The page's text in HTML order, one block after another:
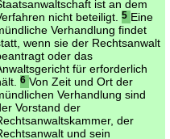
ist an dem
nicht beteiligt.
5 Eine
Verhandlung findet
wenn sie der Rechtsanwalt
oder das
für erforderlich
6 Von Zeit und Ort der
Verhandlung sind
Vorstand der
der
und sein